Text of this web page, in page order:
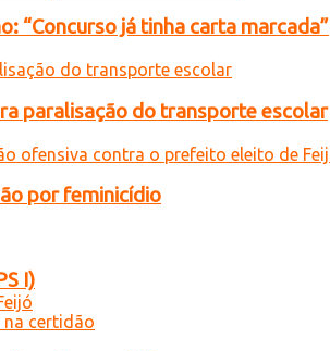
“Concurso já tinha carta marcada”
paralisação do transporte escolar
por feminicídio
I)